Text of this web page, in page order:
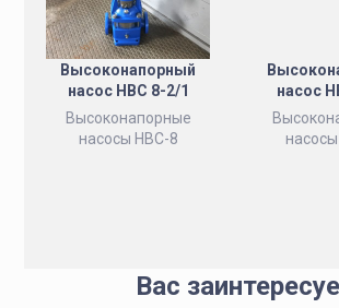
Высоконапорный
насос НВС 8-2/1
Высоконапорные
насосы НВС-8
насос
Вас